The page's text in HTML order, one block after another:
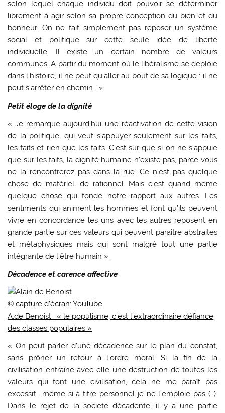
selon lequel chaque individu doit pouvoir se déterminer
librement à agir selon sa propre conception du bien et du
bonheur. On ne fait simplement pas reposer un système
social et politique sur cette seule idée de liberté
individuelle. Il existe un certain nombre de valeurs
communes. A partir du moment où le libéralisme se déploie
dans l’histoire, il ne peut qu’aller au bout de sa logique : il ne
peut s’arrêter en chemin… »
Petit éloge de la dignité
« Je remarque aujourd’hui une réactivation de cette vision
de la politique, qui veut s’appuyer seulement sur les faits,
les faits et rien que les faits. C’est sûr que si on ne s’appuie
que sur les faits, la dignité humaine n’existe pas, parce vous
ne la rencontrerez pas dans la rue. Ce n’est pas quelque
chose de matériel, de rationnel. Mais c’est quand même
quelque chose qui fonde notre rapport aux autres. Les
sentiments qui animent les hommes et font qu’ils peuvent
vivre en concordance les uns avec les autres reposent en
grande partie sur ces valeurs qui peuvent paraître abstraites
et métaphysiques mais qui sont malgré tout une partie
intégrante de l’être humain ».
Décadence et carence affective
© capture d’écran: YouTube
A.de Benoist : « le populisme, c’est l’extraordinaire défiance
des classes populaires »
« On peut parler d’une décadence sur le plan du constat,
sans prôner un retour à l’ordre moral. Si la fin de la
civilisation entraîne avec elle une destruction de toutes les
valeurs qui font une civilisation, cela ne me paraît pas
excessif… même si à titre personnel je ne l’emploie pas (…).
Dans le rejet de la société décadente, il y a une partie